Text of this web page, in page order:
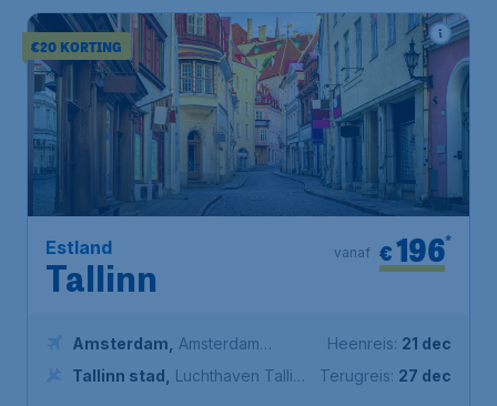
€20 KORTING
Estland
Tallinn
€196*
vanaf
Amsterdam
Amsterdam
Airport Schiphol
Tallinn stad
Luchthaven Tallinn
Heenreis: 21 dec
Terugreis: 27 dec